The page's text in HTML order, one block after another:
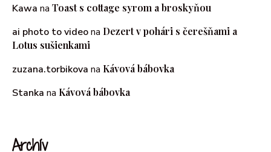
Kawa na Toast s cottage syrom a broskyňou
ai photo to videona Dezert v pohári s čerešňami a
Lotus sušienkami
zuzana.torbikova na Kávová bábovka
Stanka na Kávová bábovka
Archív